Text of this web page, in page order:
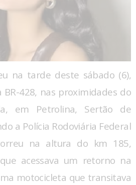
na tarde deste sábado (6),
428, nas proximidades do
em Petrolina, Sertão de
a Polícia Rodoviária Federal
na altura do km 185,
acessava um retorno na
motocicleta que transitava